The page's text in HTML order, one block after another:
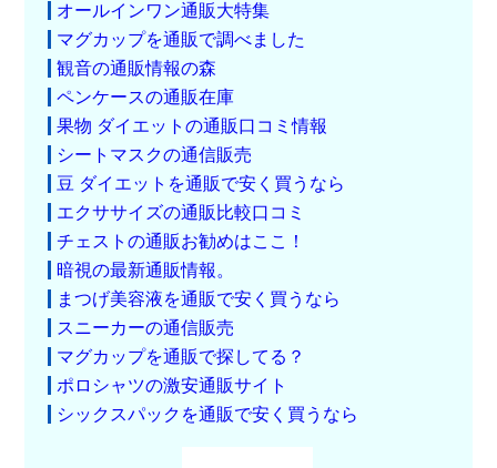
オールインワン通販大特集
マグカップを通販で調べました
観音の通販情報の森
ペンケースの通販在庫
果物 ダイエットの通販口コミ情報
シートマスクの通信販売
豆 ダイエットを通販で安く買うなら
エクササイズの通販比較口コミ
チェストの通販お勧めはここ！
暗視の最新通販情報。
まつげ美容液を通販で安く買うなら
スニーカーの通信販売
マグカップを通販で探してる？
ポロシャツの激安通販サイト
シックスパックを通販で安く買うなら